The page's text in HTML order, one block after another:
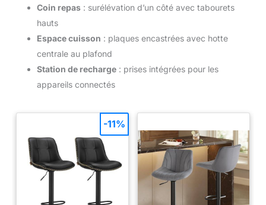
Coin repas : surélévation d’un côté avec tabourets
hauts
Espace cuisson : plaques encastrées avec hotte
centrale au plafond
Station de recharge : prises intégrées pour les
appareils connectés
-11%